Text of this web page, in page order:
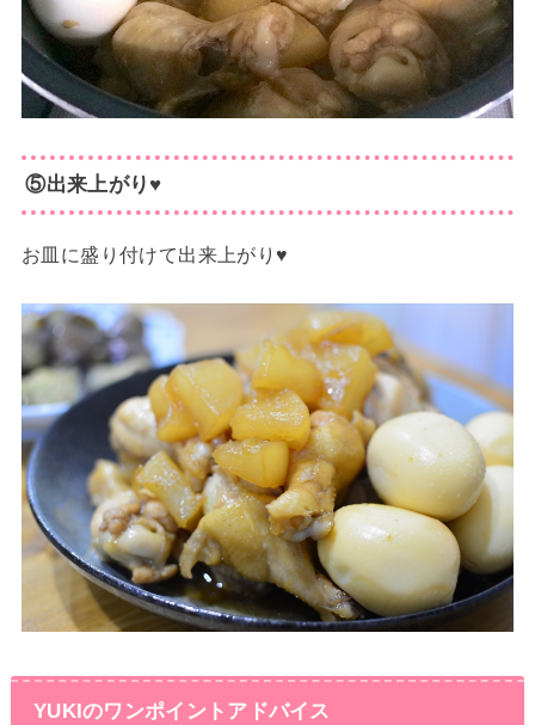
⑤出来上がり♥
お皿に盛り付けて出来上がり♥
YUKIのワンポイントアドバイス